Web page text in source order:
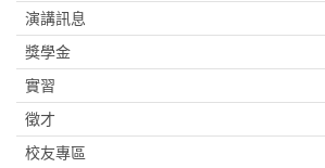
演講訊息
獎學金
實習
徵才
校友專區